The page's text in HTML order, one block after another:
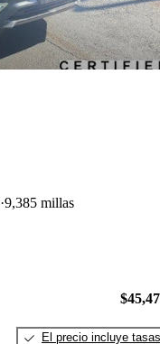
9,385 millas
El precio incluye tasas